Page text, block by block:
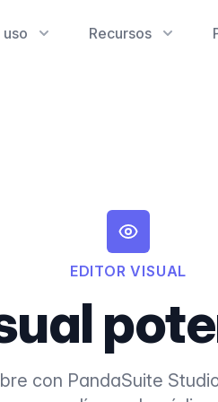
Recursos
EDITOR VISUAL
con PandaSuite